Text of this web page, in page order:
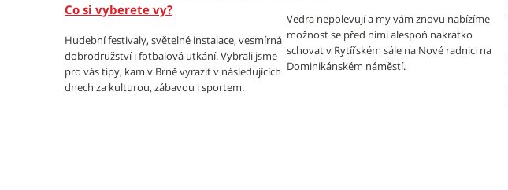
Co si vyberete vy?
Hudební festivaly, světelné instalace, vesmírná
dobrodružství i fotbalová utkání. Vybrali jsme
pro vás tipy, kam v Brně vyrazit v následujících
dnech za kulturou, zábavou i sportem.
Vedra nepolevují a my vám znovu nabízíme
možnost se před nimi alespoň nakrátko
schovat v Rytířském sále na Nové radnici na
Dominikánském náměstí.